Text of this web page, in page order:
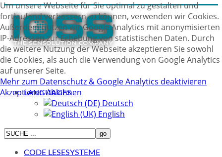
LANGUAGES
Deutsch
English
CODE LESESYSTEME
Um unsere Webseite für Sie optimal zu gestalten und
fortlaufend verbessern zu können, verwenden wir Cookies.
Außerdem nutzen wir Google Analytics mit anonymisierten
IP-Adressen zur Erhebung von statistischen Daten. Durch
die weitere Nutzung der Webseite akzeptieren Sie sowohl
die Cookies, als auch die Verwendung von Google Analytics
auf unserer Seite.
Mehr zum Datenschutz & Google Analytics deaktivieren
AkzeptierenAblehnen